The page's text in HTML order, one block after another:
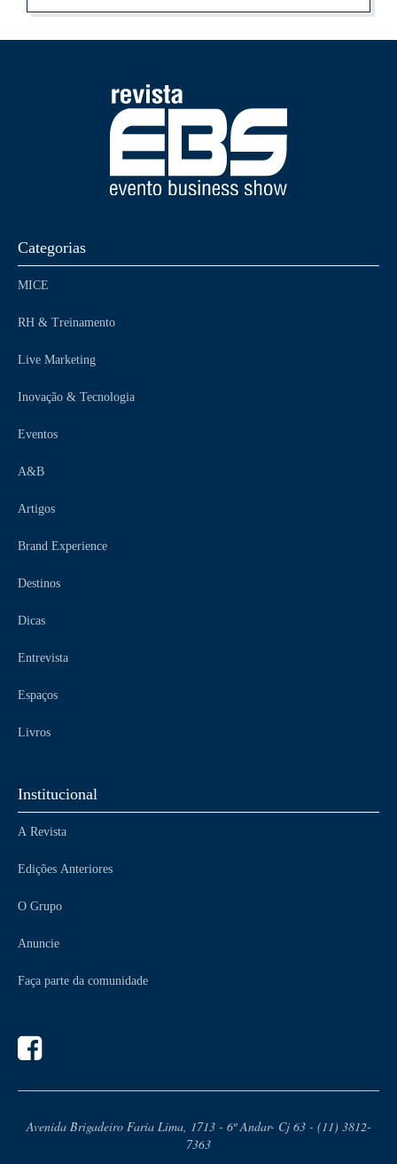
Categorias
MICE
RH & Treinamento
Live Marketing
Inovação & Tecnologia
Eventos
A&B
Artigos
Brand Experience
Destinos
Dicas
Entrevista
Espaços
Livros
Institucional
A Revista
Edições Anteriores
O Grupo
Anuncie
Faça parte da comunidade
Avenida Brigadeiro Faria Lima, 1713 - 6º Andar- Cj 63 - (11) 3812-
7363